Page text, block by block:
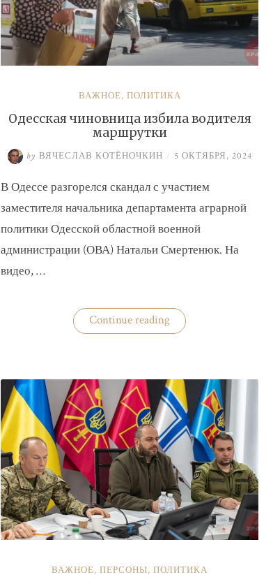
ВАЖНОЕ, ПОЛИТИКА
Одесская чиновница избила водителя
маршрутки
by ВЯЧЕСЛАВ КОТЁНОЧКИН / 5 ОКТЯБРЯ, 2024
В Одессе разгорелся скандал с участием
заместителя начальника департамента аграрной
политики Одесской областной военной
администрации (ОВА) Натальи Смертенюк. На
видео, …
Continue reading«Одесская
чиновница
ВАЖНОЕ, ПЕРСОНЫ, ПОЛИТИКА